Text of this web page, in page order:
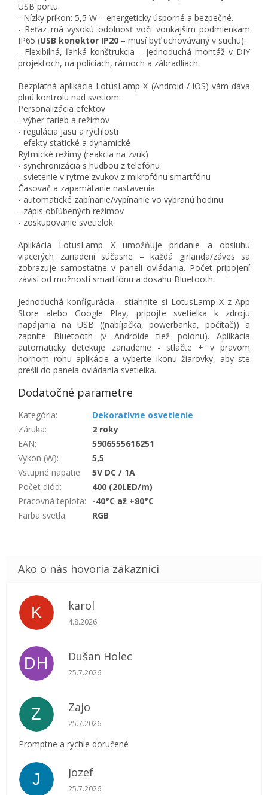
USB portu.
- Nízky príkon: 5,5 W – energeticky úsporné a bezpečné.
- Reťaz má vysokú odolnosť voči vonkajším podmienkam
IP65 (USB konektor IP20 – musí byť uchovávaný v suchu).
- Flexibilná, ľahká konštrukcia – jednoduchá montáž v DIY
projektoch, na policiach, rámoch a zábradliach.
Bezplatná aplikácia LotusLamp X (Android / iOS) vám dáva
plnú kontrolu nad svetlom:
Personalizácia efektov
- výber farieb a režimov
- regulácia jasu a rýchlosti
- efekty statické a dynamické
Rytmické režimy (reakcia na zvuk)
- synchronizácia s hudbou z telefónu
- svietenie v rytme zvukov z mikrofónu smartfónu
Časovač a zapamätanie nastavenia
- automatické zapínanie/vypínanie vo vybranú hodinu
- zápis obľúbených režimov
- zoskupovanie svetielok
Aplikácia LotusLamp X umožňuje pridanie a obsluhu
viacerých zariadení súčasne – každá girlanda/záves sa
zobrazuje samostatne v paneli ovládania. Počet pripojení
závisí od možností smartfónu a dosahu Bluetooth.
Jednoduchá konfigurácia - stiahnite si LotusLamp X z App
Store alebo Google Play, pripojte svetielka k zdroju
napájania na USB ((nabíjačka, powerbanka, počítač)) a
zapnite Bluetooth (v Androide tiež polohu). Aplikácia
automaticky detekuje zariadenie - stlačte + v pravom
hornom rohu aplikácie a vyberte ikonu žiarovky, aby ste
prešli do panela ovládania svetielka.
Dodatočné parametre
Kategória:
Dekoratívne osvetlenie
Záruka:
2 roky
EAN:
5906555616251
Výkon (W):
5,5
Vstupné napätie:
5V DC / 1A
Počet diód:
400 (20LED/m)
Pracovná teplota:
-40°C až +80°C
Farba svetla: RGB
K karol
Hodnotenie obchodu je 5 z 5 hviezdičiek.
4.8.2026
DH Dušan Holec
Hodnotenie obchodu je 5 z 5 hviezdičiek.
25.7.2026
Z Zajo
Hodnotenie obchodu je 5 z 5 hviezdičiek.
25.7.2026
Promptne a rýchle doručené
J Jozef
Hodnotenie obchodu je 5 z 5 hviezdičiek.
25.7.2026